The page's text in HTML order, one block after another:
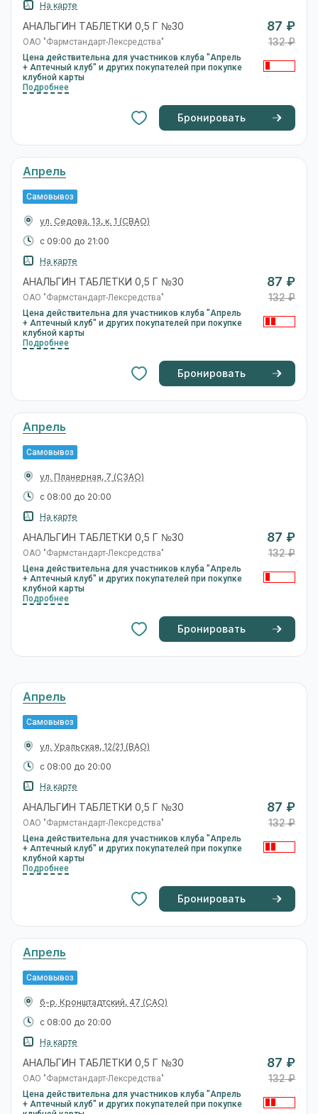
На карте
АНАЛЬГИН ТАБЛЕТКИ 0,5 Г №30
ОАО "Фармстандарт-Лексредства"
Цена действительна для участников клуба "Апрель
+ Аптечный клуб" и других покупателей при покупке
клубной карты
Подробнее
87 ₽
132 ₽
Бронировать
Апрель
Самовывоз
ул. Седова, 13, к. 1 (СВАО)
с 09:00 до 21:00
На карте
АНАЛЬГИН ТАБЛЕТКИ 0,5 Г №30
ОАО "Фармстандарт-Лексредства"
Цена действительна для участников клуба "Апрель
+ Аптечный клуб" и других покупателей при покупке
клубной карты
Подробнее
87 ₽
132 ₽
Бронировать
Апрель
Самовывоз
ул. Планерная, 7 (СЗАО)
с 08:00 до 20:00
На карте
АНАЛЬГИН ТАБЛЕТКИ 0,5 Г №30
ОАО "Фармстандарт-Лексредства"
Цена действительна для участников клуба "Апрель
+ Аптечный клуб" и других покупателей при покупке
клубной карты
Подробнее
87 ₽
132 ₽
Бронировать
Апрель
Самовывоз
ул. Уральская, 12/21 (ВАО)
с 08:00 до 20:00
На карте
АНАЛЬГИН ТАБЛЕТКИ 0,5 Г №30
ОАО "Фармстандарт-Лексредства"
Цена действительна для участников клуба "Апрель
+ Аптечный клуб" и других покупателей при покупке
клубной карты
Подробнее
87 ₽
132 ₽
Бронировать
Апрель
Самовывоз
б-р. Кронштадтский, 47 (САО)
с 08:00 до 20:00
На карте
АНАЛЬГИН ТАБЛЕТКИ 0,5 Г №30
ОАО "Фармстандарт-Лексредства"
Цена действительна для участников клуба "Апрель
+ Аптечный клуб" и других покупателей при покупке
87 ₽
132 ₽